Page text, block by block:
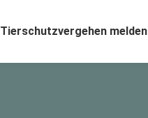
Tierschutzvergehen melden